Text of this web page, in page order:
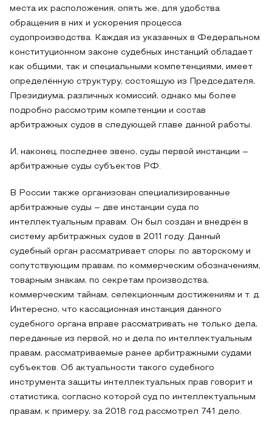
места их расположения, опять же, для удобства
обращения в них и ускорения процесса
судопроизводства. Каждая из указанных в Федеральном
конституционном законе судебных инстанций обладает
как общими, так и специальными компетенциями, имеет
определённую структуру, состоящую из Председателя,
Президиума, различных комиссий, однако мы более
подробно рассмотрим компетенции и состав
арбитражных судов в следующей главе данной работы.
И, наконец, последнее звено, суды первой инстанции –
арбитражные суды субъектов РФ.
В России также организован специализированные
арбитражные суды – две инстанции суда по
интеллектуальным правам. Он был создан и внедрён в
систему арбитражных судов в 2011 году. Данный
судебный орган рассматривает споры: по авторскому и
сопутствующим правам, по коммерческим обозначениям,
товарным знакам, по секретам производства,
коммерческим тайнам, селекционным достижениям и т. д.
Интересно, что кассационная инстанция данного
судебного органа вправе рассматривать не только дела,
переданные из первой, но и дела по интеллектуальным
правам, рассматриваемые ранее арбитражными судами
субъектов. Об актуальности такого судебного
инструмента защиты интеллектуальных прав говорит и
статистика, согласно которой суд по интеллектуальным
правам, к примеру, за 2018 год рассмотрел 741 дело.